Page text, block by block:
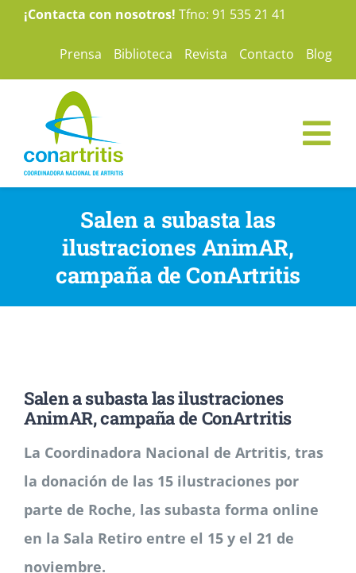
Saltar¡Contacta con nosotros! Tfno: 91 535 21 41
Prensa Biblioteca Revista Contacto Blog
La Artritis
Noticias
Colabora
Asóciate
Salen a subasta las
ilustraciones AnimAR,
campaña de ConArtritis
Salen a subasta las ilustraciones
AnimAR, campaña de ConArtritis
La Coordinadora Nacional de Artritis, tras
la donación de las 15 ilustraciones por
parte de Roche, las subasta forma online
en la Sala Retiro entre el 15 y el 21 de
noviembre.